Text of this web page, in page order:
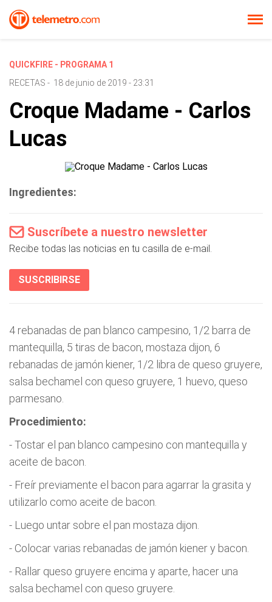
QUICKFIRE - PROGRAMA 1
RECETAS - 18 de junio de 2019 - 23:31
Croque Madame - Carlos
Lucas
Ingredientes:
Suscríbete a nuestro newsletter
Recibe todas las noticias en tu casilla de e-mail.
SUSCRIBIRSE
4 rebanadas de pan blanco campesino, 1/2 barra de
mantequilla, 5 tiras de bacon, mostaza dijon, 6
rebanadas de jamón kiener, 1/2 libra de queso gruyere,
salsa bechamel con queso gruyere, 1 huevo, queso
parmesano.
Procedimiento:
- Tostar el pan blanco campesino con mantequilla y
aceite de bacon.
- Freír previamente el bacon para agarrar la grasita y
utilizarlo como aceite de bacon.
- Luego untar sobre el pan mostaza dijon.
- Colocar varias rebanadas de jamón kiener y bacon.
- Rallar queso gruyere encima y aparte, hacer una
salsa bechamel con queso gruyere.